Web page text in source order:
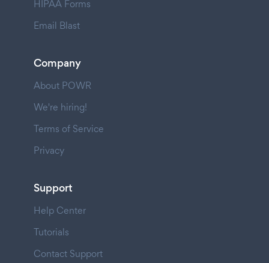
HIPAA Forms
Email Blast
Company
About POWR
We're hiring!
Terms of Service
Privacy
Support
Help Center
Tutorials
Contact Support